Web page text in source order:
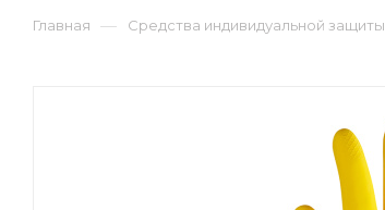
Главная — Средства индивидуальной защиты